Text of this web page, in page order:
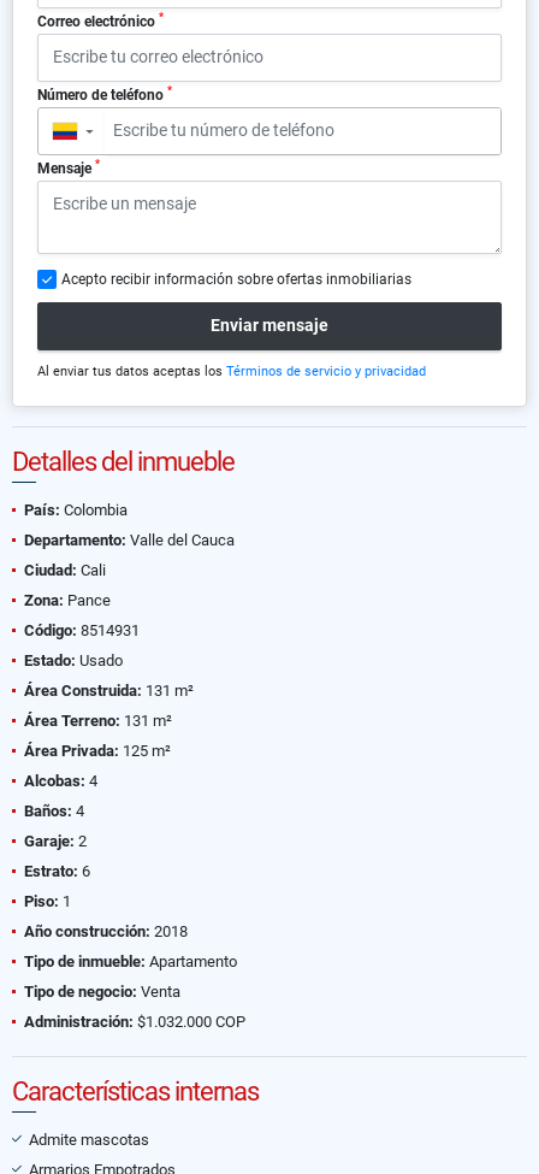
Correo electrónico *
Número de teléfono *
▼
Mensaje *
Acepto recibir información sobre ofertas inmobiliarias
Enviar mensaje
Al enviar tus datos aceptas los Términos de servicio y privacidad
Detalles del inmueble
País: Colombia
Departamento: Valle del Cauca
Ciudad: Cali
Zona: Pance
Código: 8514931
Estado: Usado
Área Construida: 131 m²
Área Terreno: 131 m²
Área Privada: 125 m²
Alcobas: 4
Baños: 4
Garaje: 2
Estrato: 6
Piso: 1
Año construcción: 2018
Tipo de inmueble: Apartamento
Tipo de negocio: Venta
Administración: $1.032.000 COP
Características internas
Admite mascotas
Armarios Empotrados